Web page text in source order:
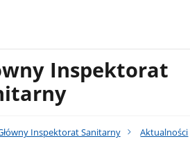
Inspektorat
Inspektorat Sanitarny Aktualności